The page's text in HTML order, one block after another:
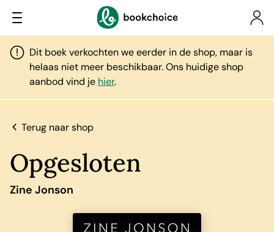
Dit boek verkochten we eerder in de shop, maar is
helaas niet meer beschikbaar. Ons huidige shop
aanbod vind je hier.
Terug naar shop
Opgesloten
Zine Jonson